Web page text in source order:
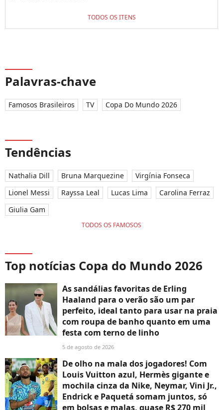
TODOS OS ITENS
Palavras-chave
Famosos Brasileiros TV Copa Do Mundo 2026
Tendências
Nathalia Dill Bruna Marquezine
Virgínia Fonseca
Lionel Messi
Rayssa Leal Lucas Lima
Carolina Ferraz
Giulia Gam
TODOS OS FAMOSOS
Top notícias Copa do Mundo 2026
As sandálias favoritas de Erling
Haaland para o verão são um par
perfeito, ideal tanto para usar na praia
com roupa de banho quanto em uma
festa com terno de linho
5 de agosto de 2026
De olho na mala dos jogadores! Com
Louis Vuitton azul, Hermès gigante e
mochila cinza da Nike, Neymar, Vini Jr.,
Endrick e Paquetá somam juntos, só
em bolsas e malas, quase R$ 270 mil